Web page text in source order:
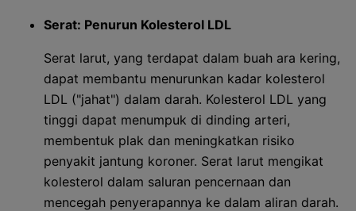
Serat: Penurun Kolesterol LDL
Serat larut, yang terdapat dalam buah ara kering,
dapat membantu menurunkan kadar kolesterol
LDL ("jahat") dalam darah. Kolesterol LDL yang
tinggi dapat menumpuk di dinding arteri,
membentuk plak dan meningkatkan risiko
penyakit jantung koroner. Serat larut mengikat
kolesterol dalam saluran pencernaan dan
mencegah penyerapannya ke dalam aliran darah.